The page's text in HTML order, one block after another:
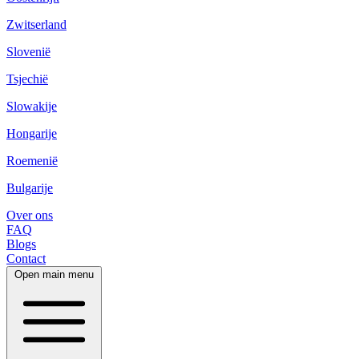
Zwitserland
Slovenië
Tsjechië
Slowakije
Hongarije
Roemenië
Bulgarije
Over ons
FAQ
Blogs
Contact
Open main menu